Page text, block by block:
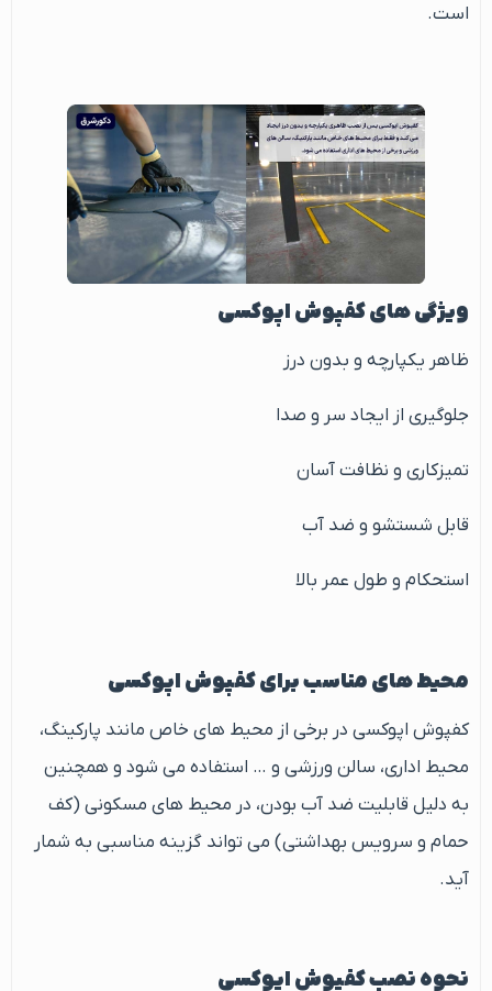
است.
ویژگی های کفپوش اپوکسی
ظاهر یکپارچه و بدون درز
جلوگیری از ایجاد سر و صدا
تمیزکاری و نظافت آسان
قابل شستشو و ضد آب
استحکام و طول عمر بالا
محیط های مناسب برای کفپوش اپوکسی
کفپوش اپوکسی در برخی از محیط های خاص مانند پارکینگ،
محیط اداری، سالن ورزشی و … استفاده می شود و همچنین
به دلیل قابلیت ضد آب بودن، در محیط های مسکونی (کف
حمام و سرویس بهداشتی) می تواند گزینه مناسبی به شمار
آید.
نحوه نصب کفپوش اپوکسی